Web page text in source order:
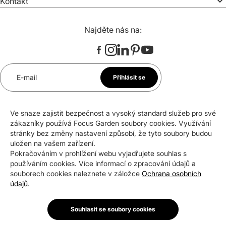
Najděte nás na:
E-mail Přihlásit se
mailovou adresu. Svůj souhlas mohu kdykoli odvolat.
Certifikáty a ocenění
Copyright © 2026 Focus Garden Sp. z o.o.
Nastavení souborů cookies
Ve snaze zajistit bezpečnost a vysoký standard služeb pro své
zákazníky používá Focus Garden soubory cookies. Využívání
stránky bez změny nastavení způsobí, že tyto soubory budou
uložen na vašem zařízení.
Pokračováním v prohlížení webu vyjadřujete souhlas s
používáním cookies. Více informací o zpracování údajů a
souborech cookies naleznete v záložce Ochrana osobních
údajů.
Souhlasit se soubory cookies